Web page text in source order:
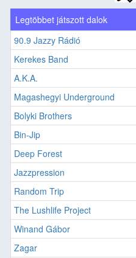
Legtöbbet játszott dalok
90.9 Jazzy Rádió
Kerekes Band
A.K.A.
Magashegyi Underground
Bolyki Brothers
Bin-Jip
Deep Forest
Jazzpression
Random Trip
The Lushlife Project
Winand Gábor
Zagar